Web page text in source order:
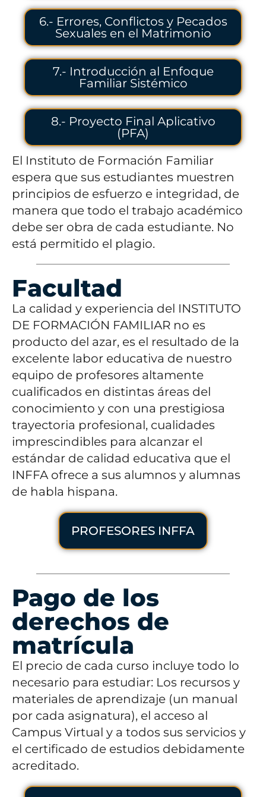
6.- Errores, Conflictos y Pecados
Sexuales en el Matrimonio
7.- Introducción al Enfoque
Familiar Sistémico
8.- Proyecto Final Aplicativo
(PFA)
El Instituto de Formación Familiar
espera que sus estudiantes muestren
principios de esfuerzo e integridad, de
manera que todo el trabajo académico
debe ser obra de cada estudiante. No
está permitido el plagio.
Facultad
La calidad y experiencia del INSTITUTO
DE FORMACIÓN FAMILIAR no es
producto del azar, es el resultado de la
excelente labor educativa de nuestro
equipo de profesores altamente
cualificados en distintas áreas del
conocimiento y con una prestigiosa
trayectoria profesional, cualidades
imprescindibles para alcanzar el
estándar de calidad educativa que el
INFFA ofrece a sus alumnos y alumnas
de habla hispana.
PROFESORES INFFA
Pago de los
derechos de
matrícula
El precio de cada curso incluye todo lo
necesario para estudiar: Los recursos y
materiales de aprendizaje (un manual
por cada asignatura), el acceso al
Campus Virtual y a todos sus servicios y
el certificado de estudios debidamente
acreditado.